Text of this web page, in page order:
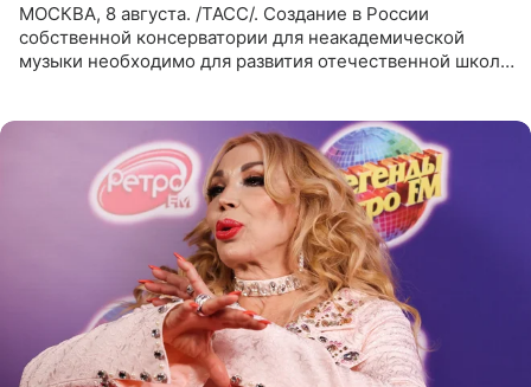
МОСКВА, 8 августа. /ТАСС/. Создание в России
собственной консерватории для неакадемической
музыки необходимо для развития отечественной школы